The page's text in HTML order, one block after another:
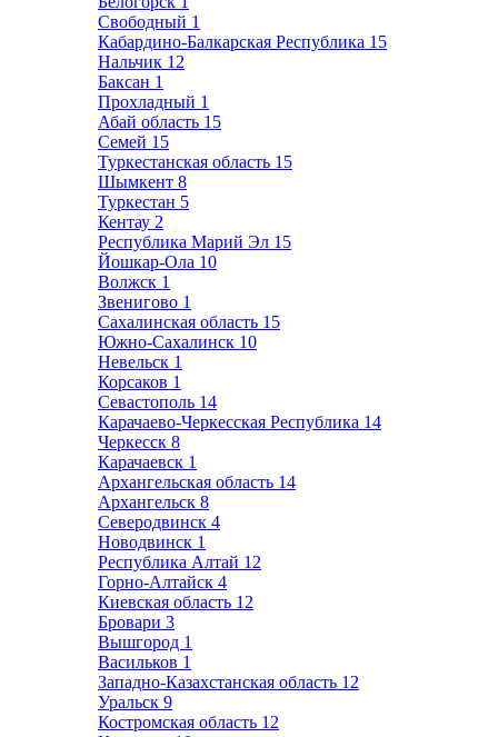
Свободный 1
Кабардино-Балкарская Республика 15
Нальчик 12
Баксан 1
Прохладный 1
Абай область 15
Семей 15
Туркестанская область 15
Шымкент 8
Туркестан 5
Кентау 2
Республика Марий Эл 15
Йошкар-Ола 10
Волжск 1
Звенигово 1
Сахалинская область 15
Южно-Сахалинск 10
Невельск 1
Корсаков 1
Севастополь 14
Карачаево-Черкесская Республика 14
Черкесск 8
Карачаевск 1
Архангельская область 14
Архангельск 8
Северодвинск 4
Новодвинск 1
Республика Алтай 12
Горно-Алтайск 4
Киевская область 12
Бровари 3
Вышгород 1
Васильков 1
Западно-Казахстанская область 12
Уральск 9
Костромская область 12